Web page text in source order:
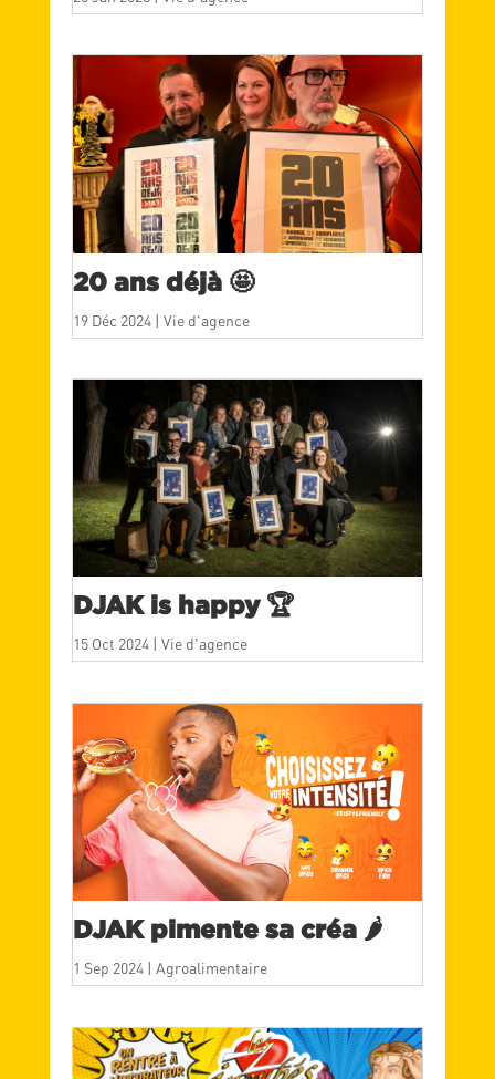
20 ans déjà 🤩
19 Déc 2024| Vie d'agence
DJAK is happy 🏆
15 Oct 2024| Vie d'agence
DJAK pimente sa créa 🌶️
1 Sep 2024| Agroalimentaire